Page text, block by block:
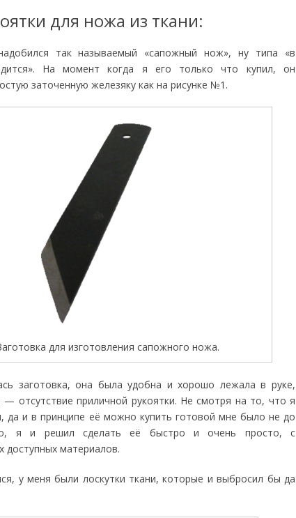
для ножа из ткани:
так называемый «сапожный нож», ну типа «в
На момент когда я его только что купил, он
заточенную железяку как на рисунке №1.
для изготовления сапожного ножа.
заготовка, она была удобна и хорошо лежала в руке,
отсутствие приличной рукоятки. Не смотря на то, что я
да и в принципе её можно купить готовой мне было не до
я и решил сделать её быстро и очень просто, с
доступных материалов.
у меня были лоскутки ткани, которые и выбросил бы да